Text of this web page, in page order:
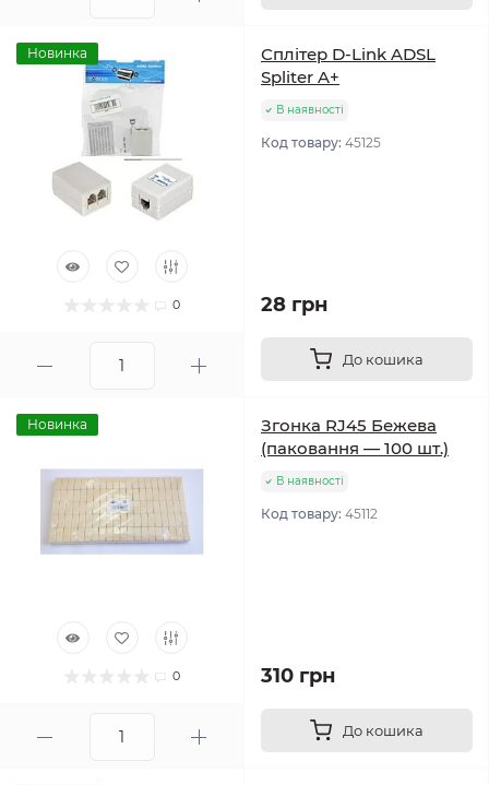
Новинка
0
Сплітер D-Link ADSL
Spliter A+
В наявності
Код товару: 45125
28 грн
До кошика
Новинка
0
Згонка RJ45 Бежева
(паковання — 100 шт.)
В наявності
Код товару: 45112
310 грн
До кошика